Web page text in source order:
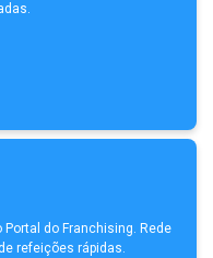
Portal do Franchising. Rede
refeições rápidas.